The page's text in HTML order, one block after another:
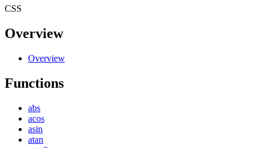
CSS
Overview
Overview
Functions
abs
acos
asin
atan